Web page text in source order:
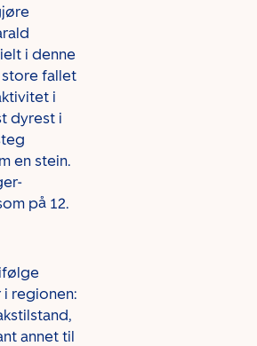
i denne
store fallet
i
dyrest i
en stein.
på 12.
regionen:
annet til